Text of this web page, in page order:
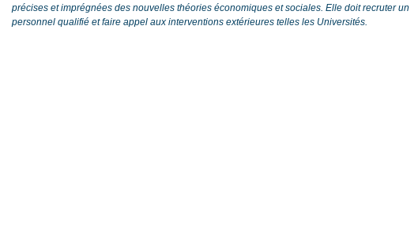
précises et imprégnées des nouvelles théories économiques et sociales. Elle doit recruter un
personnel qualifié et faire appel aux interventions extérieures telles les Universités.